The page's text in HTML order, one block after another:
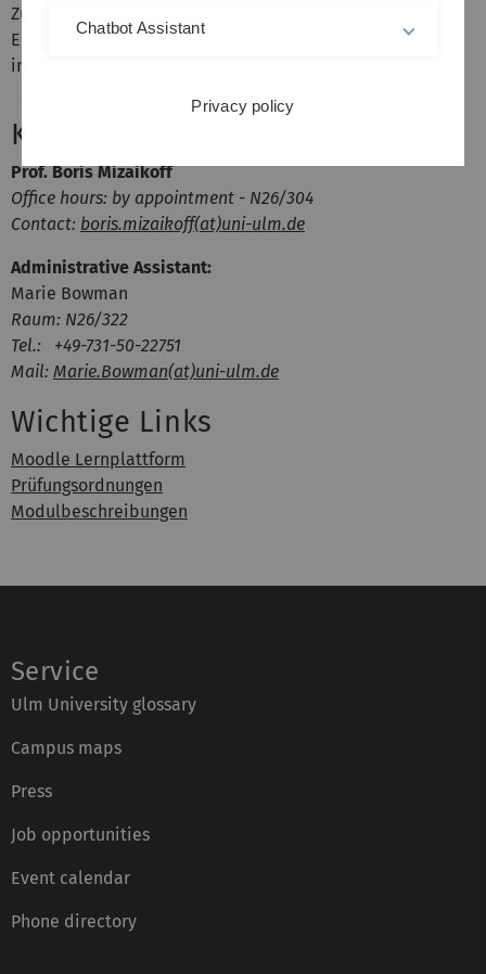
Zugang benutzen Sie bitte Ihre KIZ-Anmeldedaten. Das
Einschreibepasswort zur Selbsteinschreibung wird Ihnen
in der ersten Vorlesungsstunde bekannt gegeben.
Kontakt
Prof. Boris Mizaikoff
Office hours: by appointment - N26/304
Contact: boris.mizaikoff(at)uni-ulm.de
Administrative Assistant:
Marie Bowman
Raum: N26/322
Tel.: +49-731-50-22751
Mail: Marie.Bowman(at)uni-ulm.de
Wichtige Links
Moodle Lernplattform
Prüfungsordnungen
Modulbeschreibungen
Service
Ulm University glossary
Campus maps
Press
Job opportunities
Event calendar
Phone directory
Chatbot Assistant
Privacy policy